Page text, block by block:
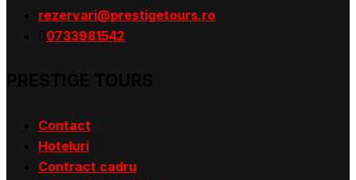
rezervari@prestigetours.ro
0733981542
Contact
Hoteluri
Contract cadru